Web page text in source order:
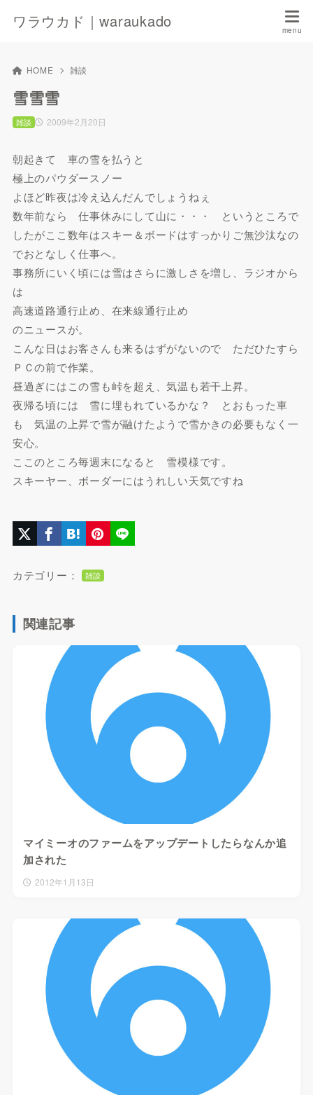
ワラウカド｜waraukado
HOME 雑談
雪雪雪
2009年2月20日
雑談
朝起きて 車の雪を払うと
極上のパウダースノー
よほど昨夜は冷え込んだんでしょうねぇ
数年前なら 仕事休みにして山に・・・ というところで
したがここ数年はスキー＆ボードはすっかりご無沙汰なの
でおとなしく仕事へ。
事務所にいく頃には雪はさらに激しさを増し、ラジオから
は
高速道路通行止め、在来線通行止め
のニュースが。
こんな日はお客さんも来るはずがないので ただひたすら
ＰＣの前で作業。
昼過ぎにはこの雪も峠を超え、気温も若干上昇。
夜帰る頃には 雪に埋もれているかな？ とおもった車
も 気温の上昇で雪が融けたようで雪かきの必要もなく一
安心。
ここのところ毎週末になると 雪模様です。
スキーヤー、ボーダーにはうれしい天気ですね
カテゴリー： 雑談
関連記事
マイミーオのファームをアップデートしたらなんか追
加された
2012年1月13日